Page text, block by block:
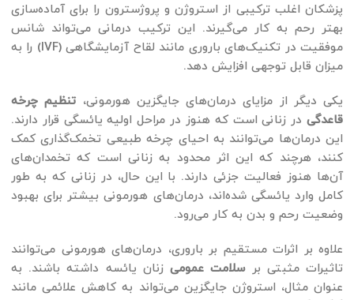
پزشکان اغلب ترکیبی از استروژن و پروژسترون را برای آماده‌سازی
بهتر رحم به کار می‌گیرند. این ترکیب درمانی می‌تواند شانس
موفقیت در تکنیک‌های باروری مانند لقاح آزمایشگاهی (IVF) را به
میزان قابل توجهی افزایش دهد.
یکی دیگر از مزایای درمان‌های جایگزین هورمونی، تنظیم چرخه
قاعدگی در زنانی است که هنوز در مراحل اولیه یائسگی قرار دارند.
این درمان‌ها می‌توانند به احیای چرخه طبیعی تخمک‌گذاری کمک
کنند، هرچند که این اثر محدود به زنانی است که تخمدان‌های
آن‌ها هنوز فعالیت جزئی دارند. با این حال، در زنانی که به طور
کامل وارد یائسگی شده‌اند، درمان‌های هورمونی بیشتر برای بهبود
وضعیت رحم و بدن به کار می‌رود.
علاوه بر اثرات مستقیم بر باروری، درمان‌های هورمونی می‌توانند
تاثیرات مثبتی برسلامت عمومیزنان یائسه داشته باشند. به
عنوان مثال، استروژن جایگزین می‌تواند به کاهش علائمی مانند